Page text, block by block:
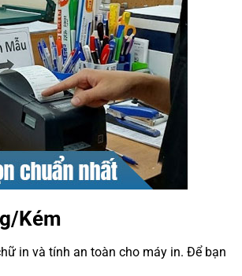
Kém
in và tính an toàn cho máy in. Để bạn